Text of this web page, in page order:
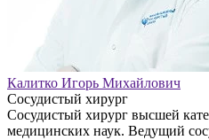
Калитко Игорь Михайлович
Сосудистый хирург
Сосудистый хирург высшей
медицинских наук. Ведущий